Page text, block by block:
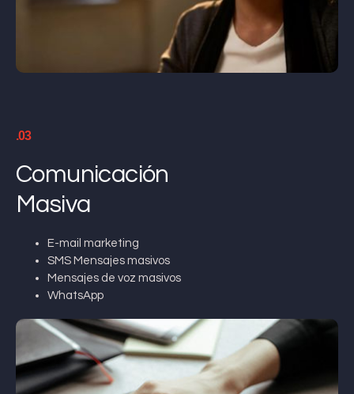
.03
Comunicación
Masiva
E-mail marketing
SMS Mensajes masivos
Mensajes de voz masivos
WhatsApp